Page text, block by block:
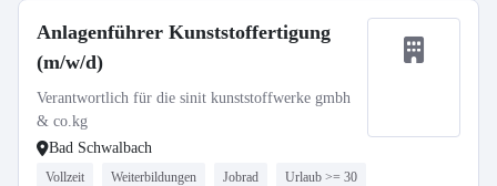
Anlagenführer Kunststoffertigung
(m/w/d)
Verantwortlich für die sinit kunststoffwerke gmbh
& co.kg
Bad Schwalbach
Vollzeit Weiterbildungen Jobrad Urlaub >= 30